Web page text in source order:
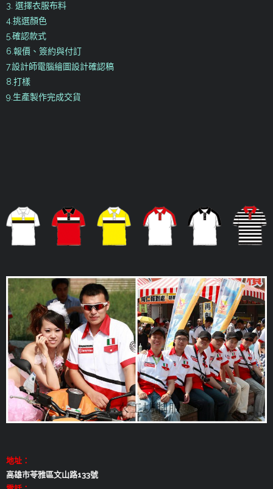
3. 選擇衣服布料
4.挑選顏色
5.確認款式
6.報價、簽約與付訂
7.設計師電腦繪圖設計確認稿
8.打樣
9.生產製作完成交貨
地址：
高雄市苓雅區文山路133號